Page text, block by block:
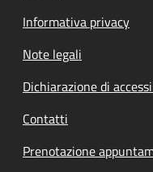
Informativa privacy
Note legali
Dichiarazione di
Contatti
Prenotazione